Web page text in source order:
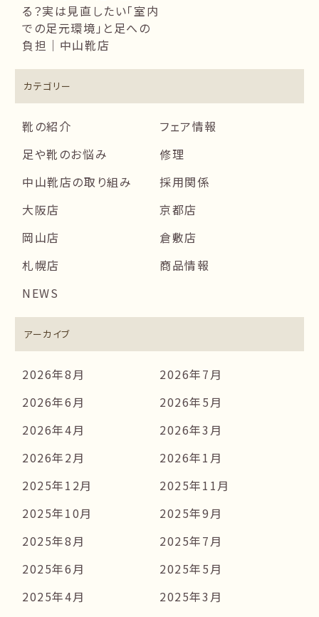
る？実は見直したい「室内
での足元環境」と足への
負担｜中山靴店
カテゴリー
靴の紹介
フェア情報
足や靴のお悩み
修理
中山靴店の取り組み
採用関係
大阪店
京都店
岡山店
倉敷店
札幌店
商品情報
NEWS
アーカイブ
2026年8月
2026年7月
2026年6月
2026年5月
2026年4月
2026年3月
2026年2月
2026年1月
2025年12月
2025年11月
2025年10月
2025年9月
2025年8月
2025年7月
2025年6月
2025年5月
2025年4月
2025年3月